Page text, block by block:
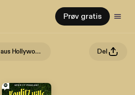
Prøv gratis
Kaulitz Hills - Senf aus Hollywood Del